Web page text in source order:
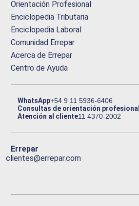
Orientación Profesional
Enciclopedia Tributaria
Enciclopedia Laboral
Comunidad Errepar
Acerca de Errepar
Centro de Ayuda
WhatsApp+54 9 11 5936-6406
Consultas de orientación
Atención al cliente11 4370-2002
Errepar
clientes@errepar.com